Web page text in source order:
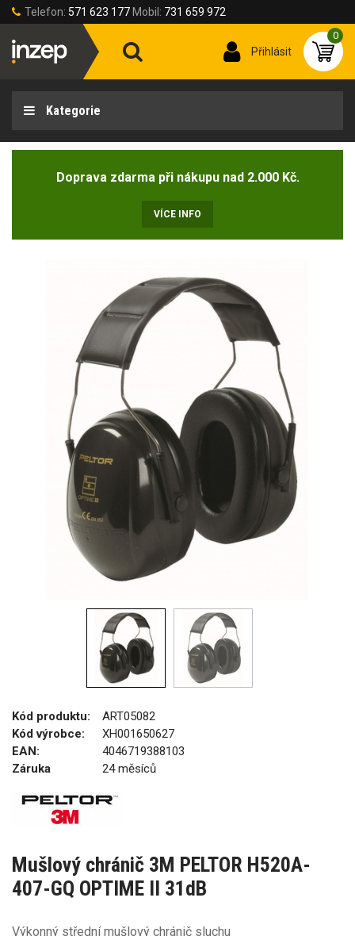
Telefon: 571 623 177 Mobil: 731 659 972
Přihlásit
0
Kategorie
Doprava zdarma při nákupu nad 2.000 Kč.
VÍCE INFO
Kód produktu:
ART05082
Kód výrobce:
XH001650627
EAN:
4046719388103
Záruka
24 měsíců
Mušlový chránič 3M PELTOR H520A-
407-GQ OPTIME II 31dB
Výkonný střední mušlový chránič sluchu